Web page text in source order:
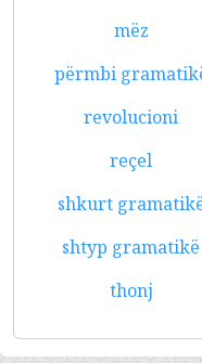
mëz
përmbi
revolucioni
reçel
shkurt
shtyp gramatikë
thonj